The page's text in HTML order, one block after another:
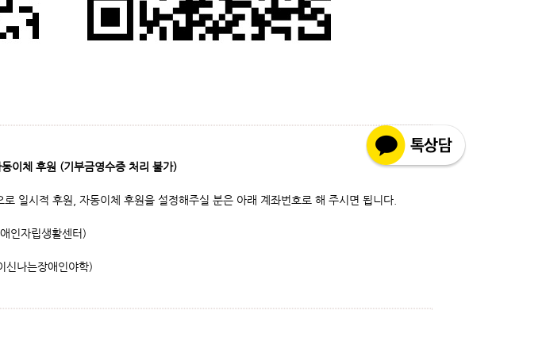
이체 후원 (기부금영수증 처리 불가)
일시적 후원, 자동이체 후원을 설정해주실 분은 아래 계좌번호로 해 주시면 됩니다.
인자립생활센터)
나는장애인야학)